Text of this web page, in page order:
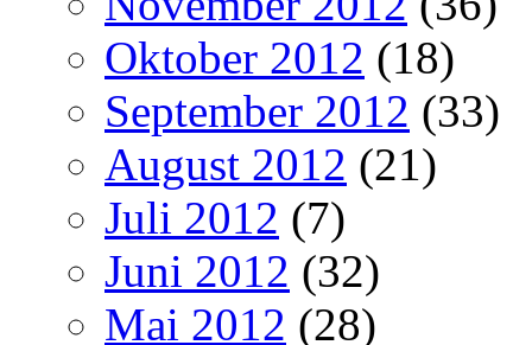
Oktober 2012 (18)
September 2012 (33)
August 2012 (21)
Juli 2012 (7)
Juni 2012 (32)
Mai 2012 (28)